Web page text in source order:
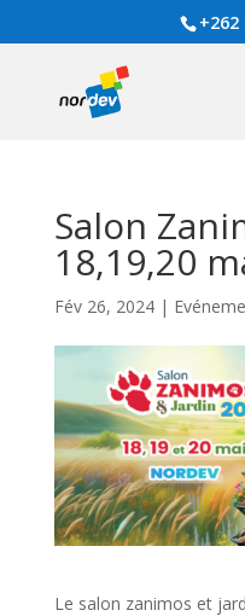
+262
Salon
18,19,20
Fév 26, 2024|
Le salon zanimos et